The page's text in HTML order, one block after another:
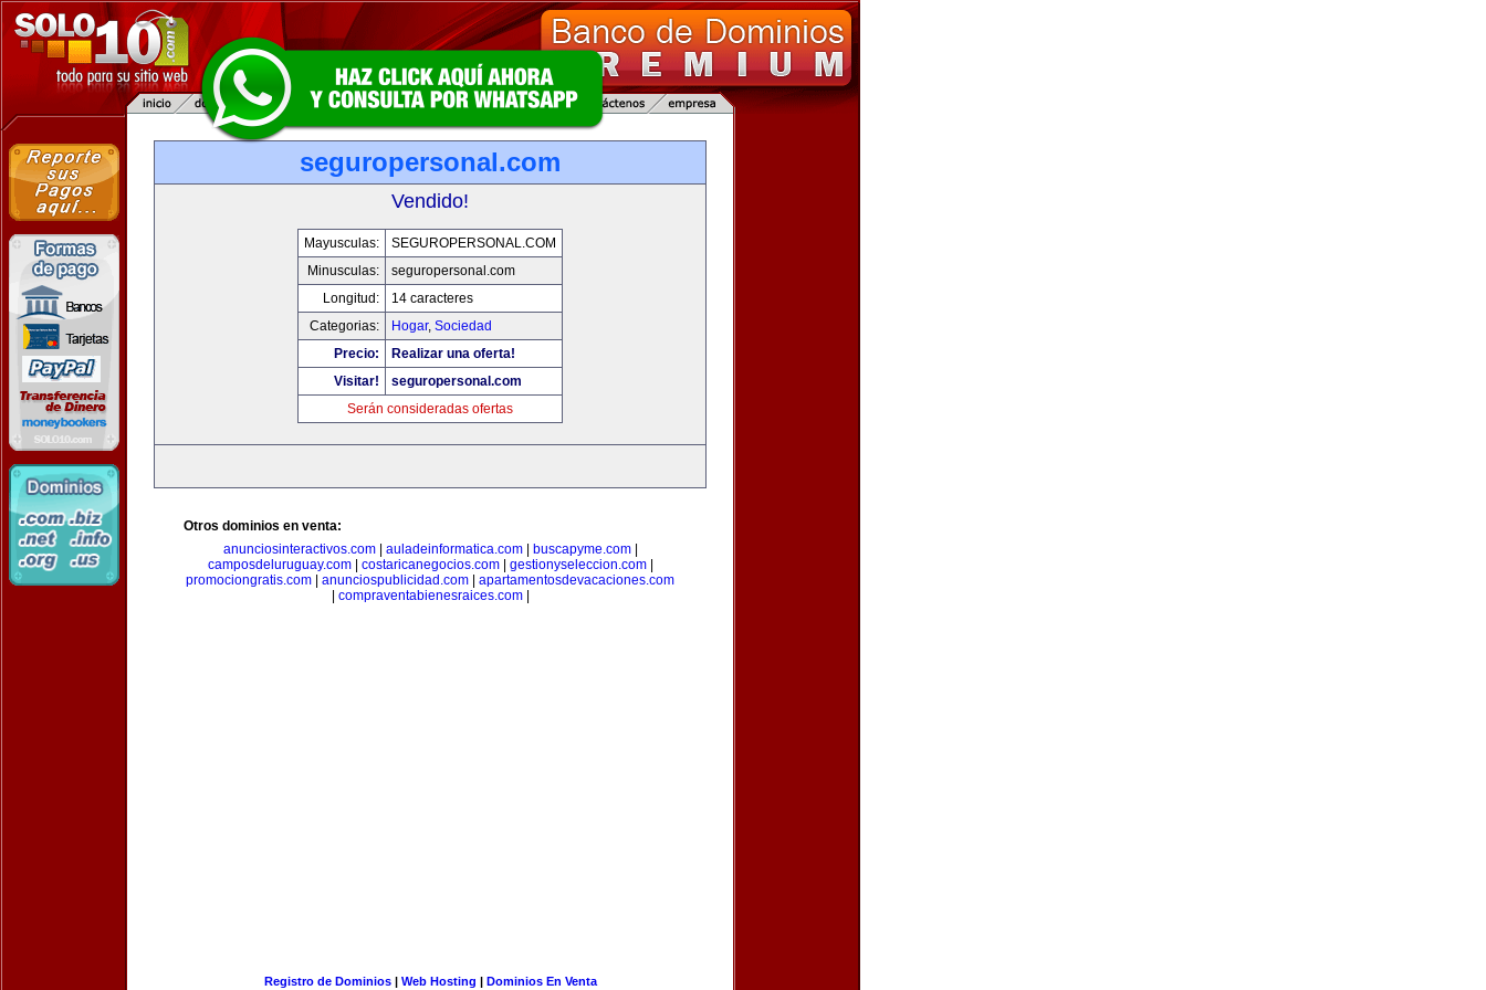
seguropersonal.com
Vendido!
Mayusculas:
SEGUROPERSONAL.COM
Minusculas:
seguropersonal.com
Longitud:
14 caracteres
Categorias:
Hogar, Sociedad
Precio:
Realizar una oferta!
Visitar!
seguropersonal.com
Serán consideradas ofertas
Otros dominios en venta:
anunciosinteractivos.com| auladeinformatica.com| buscapyme.com|
camposdeluruguay.com| costaricanegocios.com| gestionyseleccion.com|
promociongratis.com
anunciospublicidad.com
apartamentosdevacaciones.com
compraventabienesraices.com|
Registro de Dominios| Web Hosting | Dominios En Venta